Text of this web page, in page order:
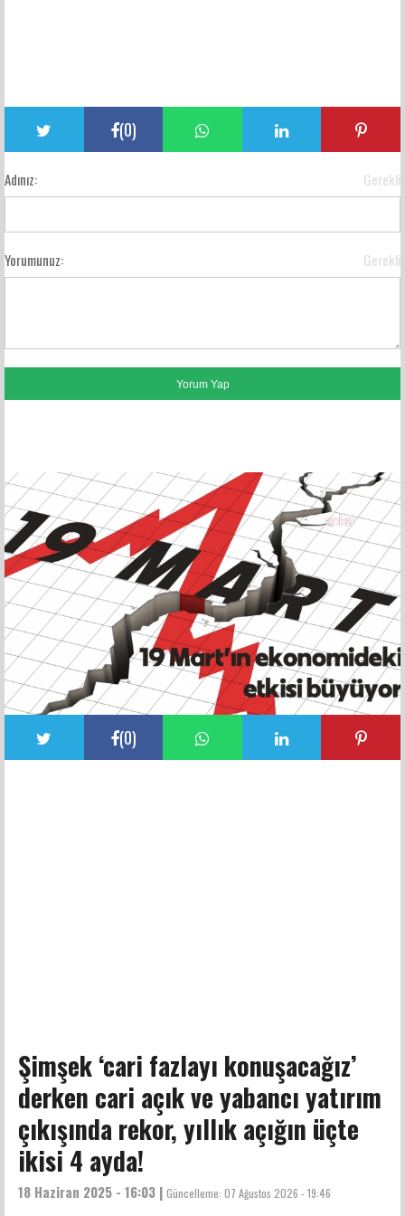
(0)
Adınız: Gerekli
Yorumunuz: Gerekli
(0)
Şimşek ‘cari fazlayı konuşacağız’
derken cari açık ve yabancı yatırım
çıkışında rekor, yıllık açığın üçte
ikisi 4 ayda!
18 Haziran 2025 - 16:03 | Güncelleme: 07 Ağustos 2026 - 19:46